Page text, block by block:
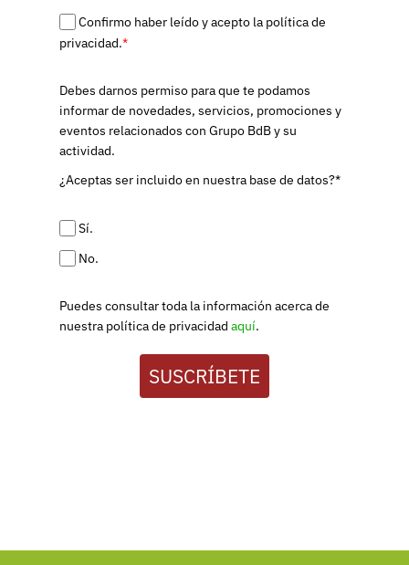
Confirmo haber leído y acepto la política de
privacidad.*
Debes darnos permiso para que te podamos
informar de novedades, servicios, promociones y
eventos relacionados con Grupo BdB y su
actividad.
¿Aceptas ser incluido en nuestra base de datos?*
Sí.
No.
Puedes consultar toda la información acerca de
nuestra política de privacidad aquí.
SUSCRÍBETE